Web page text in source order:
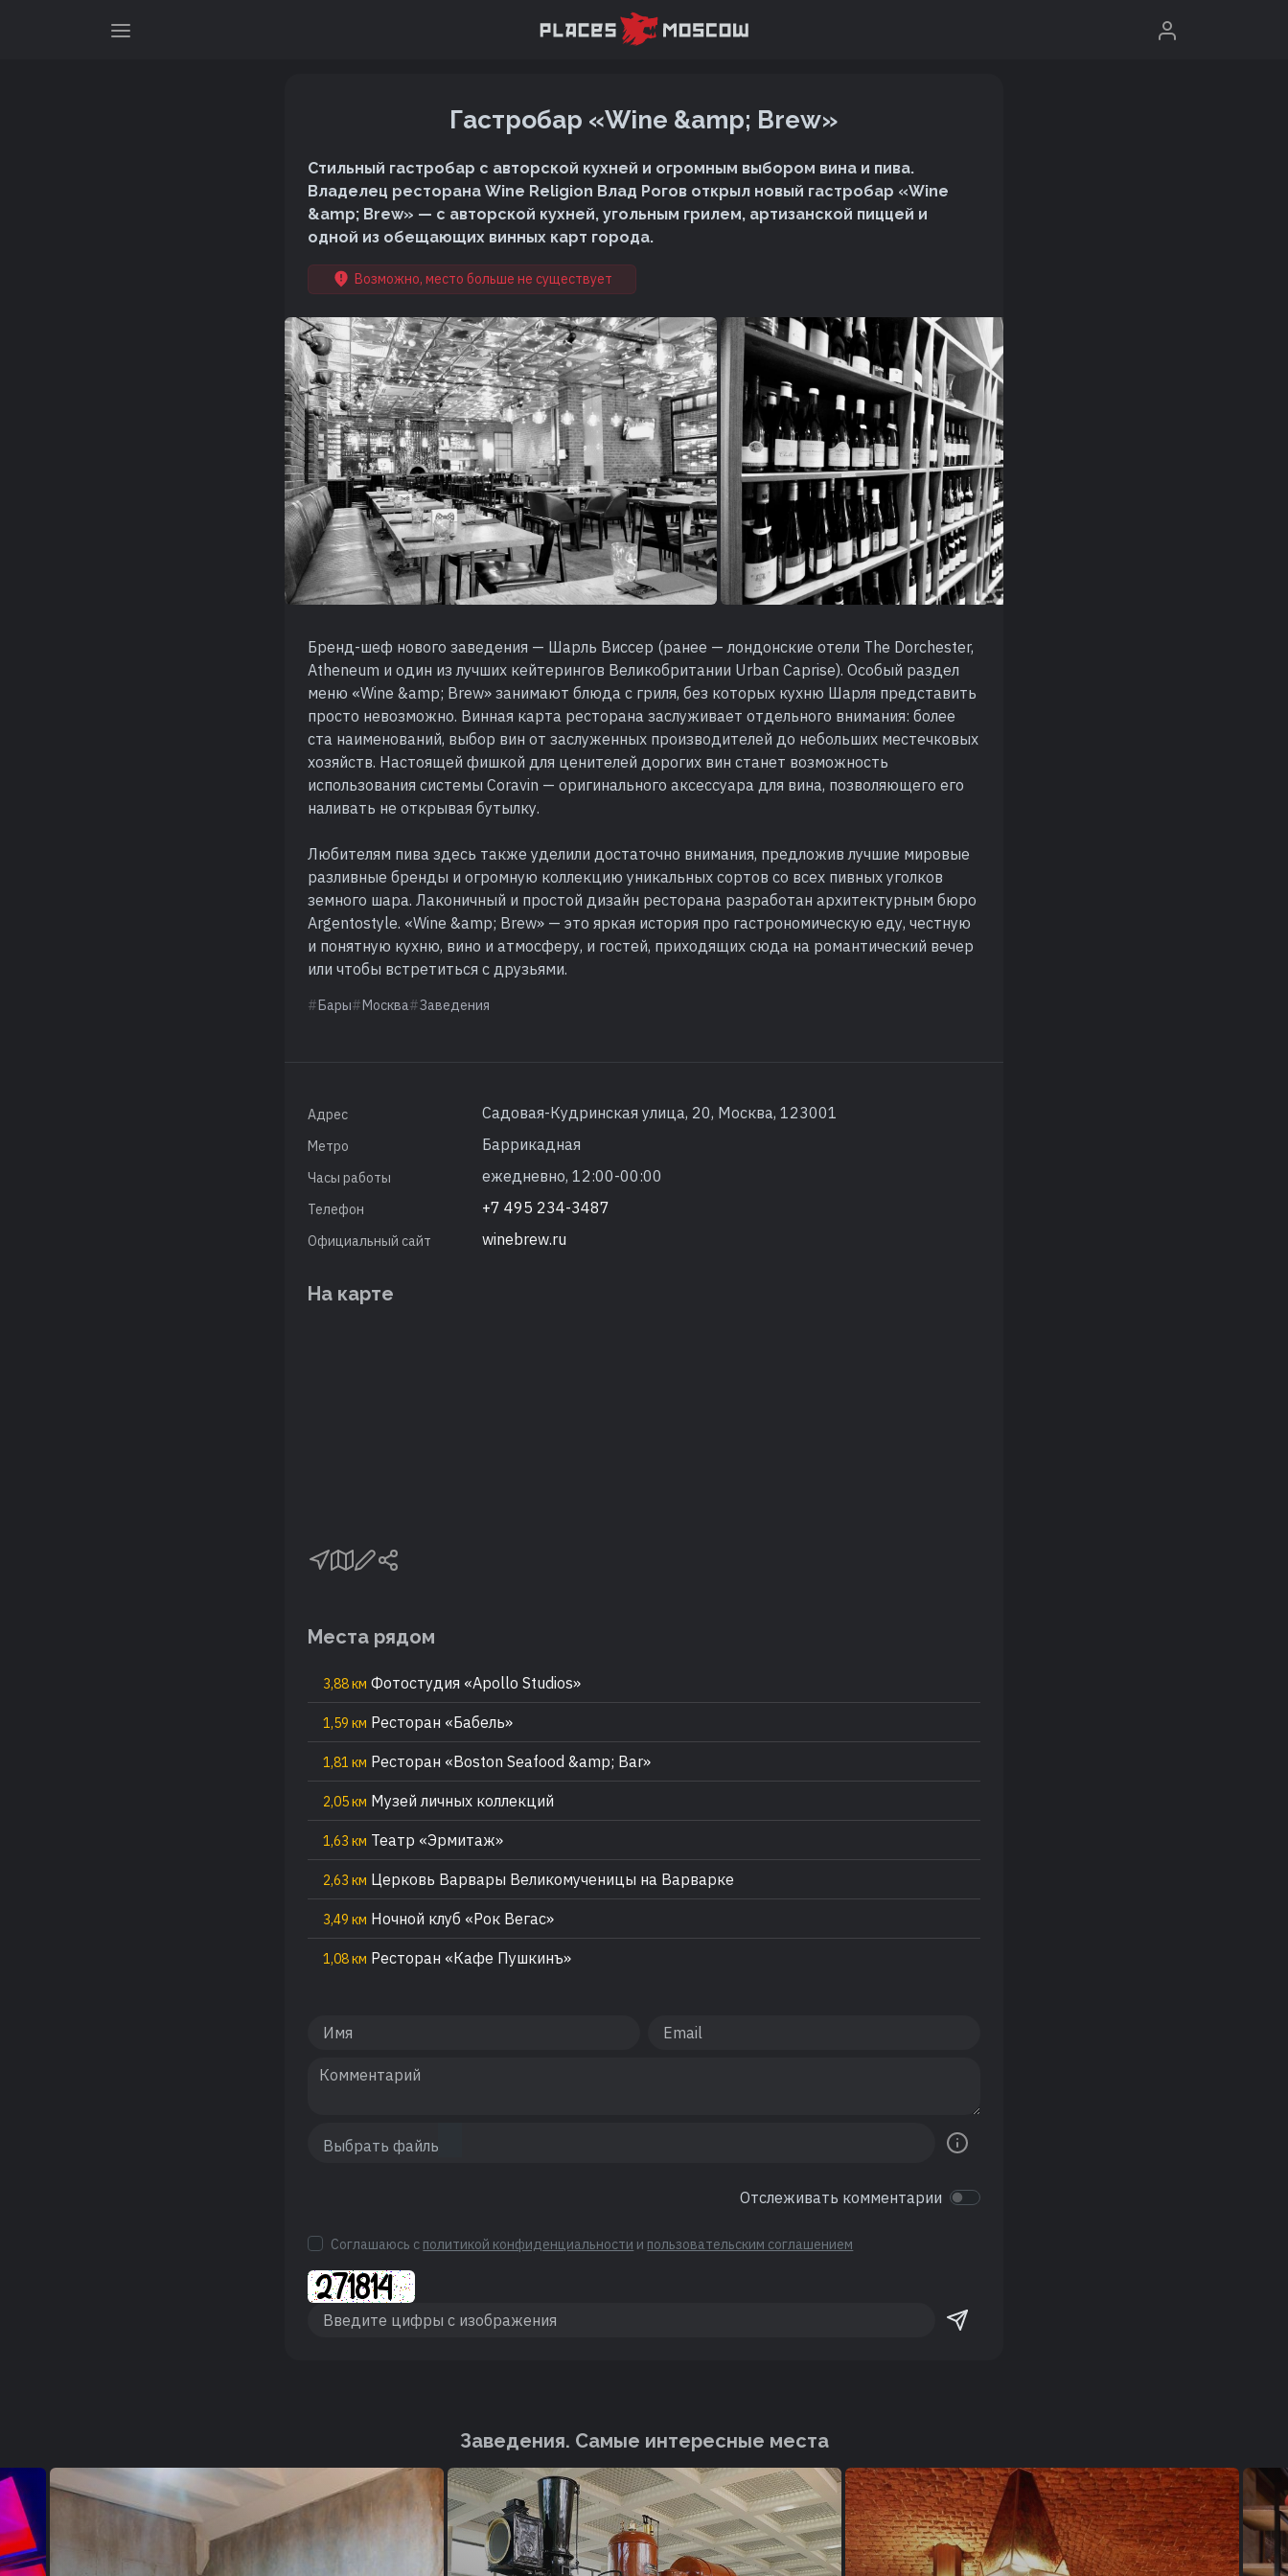
Гастробар «Wine &amp; Brew»
Стильный гастробар с авторской кухней и огромным выбором вина и пива.
Владелец ресторана Wine Religion Влад Рогов открыл новый гастробар «Wine
&amp; Brew» — с авторской кухней, угольным грилем, артизанской пиццей и
одной из обещающих винных карт города.
Возможно, место больше не существует
Бренд-шеф нового заведения — Шарль Виссер (ранее — лондонские отели The Dorchester,
Atheneum и один из лучших кейтерингов Великобритании Urban Caprise). Особый раздел
меню «Wine &amp; Brew» занимают блюда с гриля, без которых кухню Шарля представить
просто невозможно. Винная карта ресторана заслуживает отдельного внимания: более
ста наименований, выбор вин от заслуженных производителей до небольших местечковых
хозяйств. Настоящей фишкой для ценителей дорогих вин станет возможность
использования системы Coravin — оригинального аксессуара для вина, позволяющего его
наливать не открывая бутылку.
Любителям пива здесь также уделили достаточно внимания, предложив лучшие мировые
разливные бренды и огромную коллекцию уникальных сортов со всех пивных уголков
земного шара. Лаконичный и простой дизайн ресторана разработан архитектурным бюро
Argentostyle. «Wine &amp; Brew» — это яркая история про гастрономическую еду, честную
и понятную кухню, вино и атмосферу, и гостей, приходящих сюда на романтический вечер
или чтобы встретиться с друзьями.
Бары Москва Заведения
Адрес Садовая-Кудринская улица, 20, Москва, 123001
Метро Баррикадная
Часы работы ежедневно, 12:00-00:00
Телефон +7 495 234-3487
Официальный сайт winebrew.ru
На карте
Места рядом
3,88 км Фотостудия «Apollo Studios»
1,59 км Ресторан «Бабель»
1,81 км Ресторан «Boston Seafood &amp; Bar»
2,05 км Музей личных коллекций
1,63 км Театр «Эрмитаж»
2,63 км Церковь Варвары Великомученицы на Варварке
3,49 км Ночной клуб «Рок Вегас»
1,08 км Ресторан «Кафе Пушкинъ»
Отслеживать комментарии
Соглашаюсь с политикой конфиденциальности и пользовательским соглашением
Заведения. Cамые интересные места